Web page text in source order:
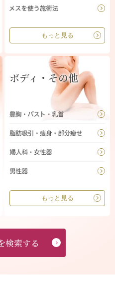
もっと見る
ボディ・その他
もっと見る
検索する